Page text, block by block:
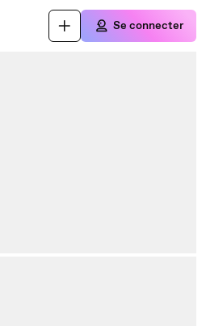
Se connecter